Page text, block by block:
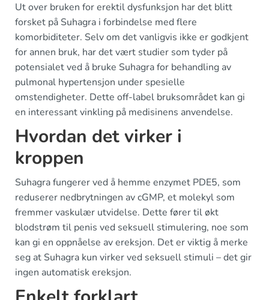
Ut over bruken for erektil dysfunksjon har det blitt
forsket på Suhagra i forbindelse med flere
komorbiditeter. Selv om det vanligvis ikke er godkjent
for annen bruk, har det vært studier som tyder på
potensialet ved å bruke Suhagra for behandling av
pulmonal hypertensjon under spesielle
omstendigheter. Dette off-label bruksområdet kan gi
en interessant vinkling på medisinens anvendelse.
Hvordan det virker i
kroppen
Suhagra fungerer ved å hemme enzymet PDE5, som
reduserer nedbrytningen av cGMP, et molekyl som
fremmer vaskulær utvidelse. Dette fører til økt
blodstrøm til penis ved seksuell stimulering, noe som
kan gi en oppnåelse av ereksjon. Det er viktig å merke
seg at Suhagra kun virker ved seksuell stimuli – det gir
ingen automatisk ereksjon.